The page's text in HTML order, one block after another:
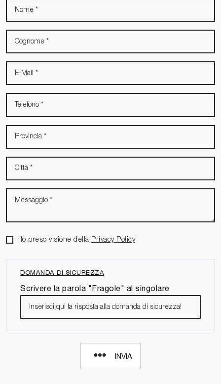
Ho preso visione della Privacy Policy
DOMANDA DI SICUREZZA
Scrivere la parola "Fragole" al singolare
INVIA